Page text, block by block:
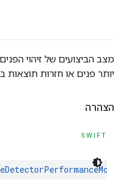
מצב הביצועים של זיהוי
יותר פנים או חזרות תוצאות
הצהרה
SWIFT